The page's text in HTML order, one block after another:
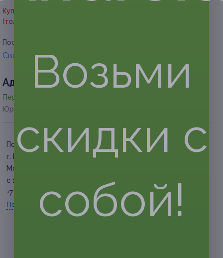
Купон дает право скидки 30% на меню кухни и напитки
(только безалкогольные) без ограничения суммы чека.
Посмотреть
Свернуть
Адресa
Перейти на сайт партнера
Юридическая информация о партнёре
Потапово
г. Москва, ул. Александры
Монаховой, д. 90, к. 2, под. 1
с 11:00 до 23:00 ежедневно
+7 (995) 895-67-89
Показать номер телефона
Возьми
скидки с
собой!